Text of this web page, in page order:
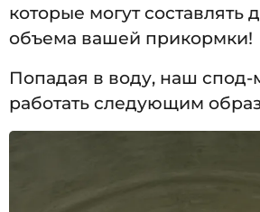
которые могут составлять
объема вашей прикормки!
Попадая в воду, наш спод-
работать следующим